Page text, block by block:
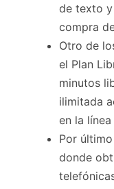
de texto y
compra
Otro de
el Plan
minutos
ilimitada
en la
Por
donde